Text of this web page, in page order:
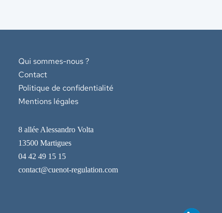
Qui sommes-nous ?
Contact
Politique de confidentialité
Mentions légales
8 allée Alessandro Volta
13500 Martigues
04 42 49 15 15
contact@cuenot-regulation.com